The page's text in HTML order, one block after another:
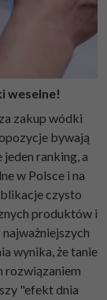
weselne!
zakup wódki
bywają
ranking, a
w Polsce i na
czysto
produktów i
wynika, że tanie
rozwiązaniem
"efekt dnia